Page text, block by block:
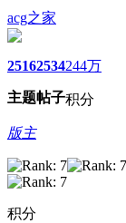
acg之家
2516
主题
2534
帖子
244万
积分
版主
积分